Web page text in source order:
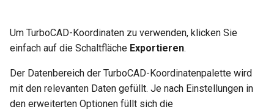
Um TurboCAD-Koordinaten zu verwenden, klicken Sie
einfach auf die Schaltfläche Exportieren.
Der Datenbereich der TurboCAD-Koordinatenpalette wird
mit den relevanten Daten gefüllt. Je nach Einstellungen in
den erweiterten Optionen füllt sich die